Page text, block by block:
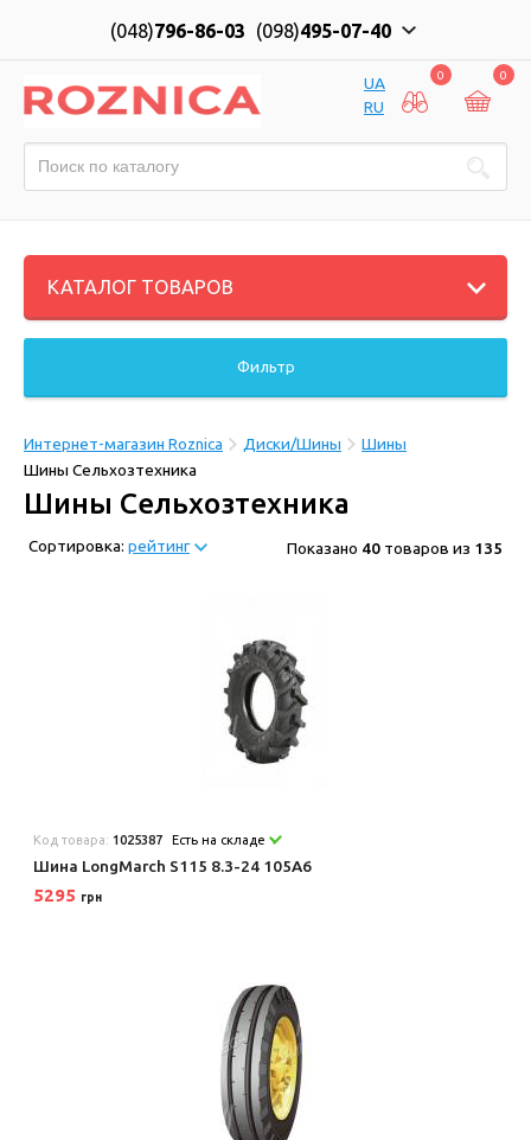
(048)796-86-03 (098)495-07-40
UA
RU
0 0
КАТАЛОГ ТОВАРОВ
Фильтр
Интернет-магазин Roznica Диски/Шины
Шины
Шины Сельхозтехника
Шины Сельхозтехника
Сортировка: рейтинг Показано 40 товаров из 135
Код товара: 1025387 Есть на складе
Шина LongMarch S115 8.3-24 105A6
5295 грн